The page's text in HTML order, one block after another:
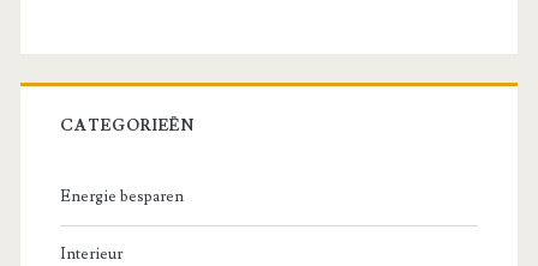
CATEGORIEËN
Energie besparen
Interieur